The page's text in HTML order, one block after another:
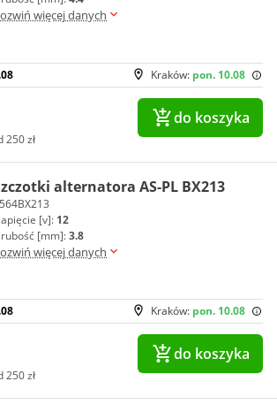
więcej danych
Kraków: pon. 10.08
250 zł
do koszyka
alternatora AS-PL BX213
[v]: 12
[mm]:3.8
więcej danych
Kraków: pon. 10.08
250 zł
do koszyka